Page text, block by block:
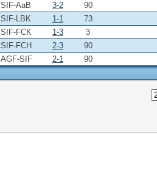
SIF-AaB 3-2
90
SIF-LBK 1-1
73
SIF-FCK 1-3
3
SIF-FCH 2-3
90
AGF-SIF 2-1 90